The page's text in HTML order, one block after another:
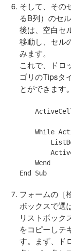
そして、その
るB列）のセ
後は、空白セ
移動し、セル
みます。
これで、ドロ
ゴリのTipsタ
とができます。
While
End
Sub
フォームの［
ボックスで選
リストボック
をコピーしテ
す。まず、ド